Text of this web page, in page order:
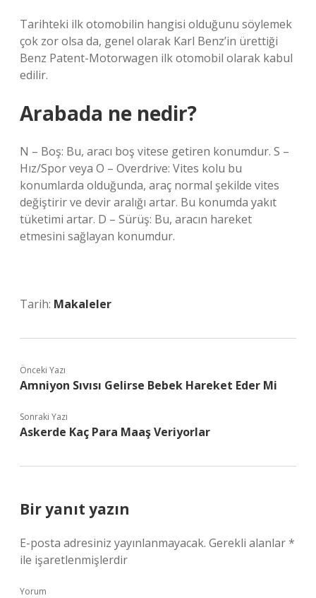
Tarihteki ilk otomobilin hangisi olduğunu söylemek
çok zor olsa da, genel olarak Karl Benz’in ürettiği
Benz Patent-Motorwagen ilk otomobil olarak kabul
edilir.
Arabada ne nedir?
N – Boş: Bu, aracı boş vitese getiren konumdur. S –
Hız/Spor veya O – Overdrive: Vites kolu bu
konumlarda olduğunda, araç normal şekilde vites
değiştirir ve devir aralığı artar. Bu konumda yakıt
tüketimi artar. D – Sürüş: Bu, aracın hareket
etmesini sağlayan konumdur.
Tarih: Makaleler
Önceki Yazı
Amniyon Sıvısı Gelirse Bebek Hareket Eder Mi
Sonraki Yazı
Askerde Kaç Para Maaş Veriyorlar
Bir yanıt yazın
E-posta adresiniz yayınlanmayacak. Gerekli alanlar*
ile işaretlenmişlerdir
Yorum